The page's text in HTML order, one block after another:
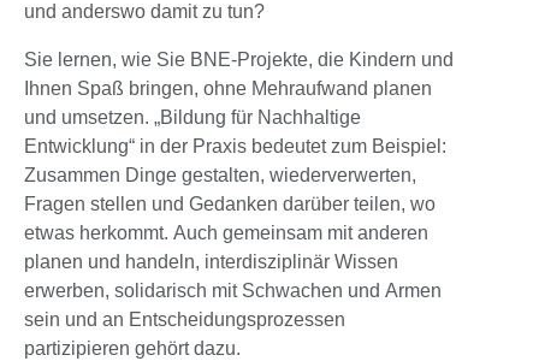
und anderswo damit zu tun?
Sie lernen, wie Sie BNE-Projekte, die Kindern und
Ihnen Spaß bringen, ohne Mehraufwand planen
und umsetzen. „Bildung für Nachhaltige
Entwicklung“ in der Praxis bedeutet zum Beispiel:
Zusammen Dinge gestalten, wiederverwerten,
Fragen stellen und Gedanken darüber teilen, wo
etwas herkommt. Auch gemeinsam mit anderen
planen und handeln, interdisziplinär Wissen
erwerben, solidarisch mit Schwachen und Armen
sein und an Entscheidungsprozessen
partizipieren gehört dazu.